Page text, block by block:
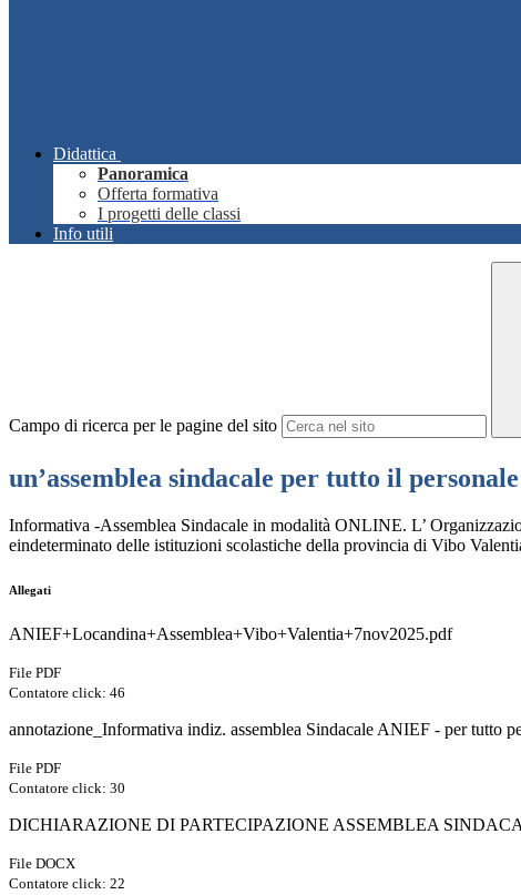
Didattica
Panoramica
Offerta formativa
I progetti delle classi
Info utili
Campo di ricerca per le pagine del sito
un’assemblea sindacale per tutto il
Informativa -Assemblea Sindacale in modalità ONLINE. L’
eindeterminato delle istituzioni scolastiche della provincia di Vibo
Allegati
ANIEF+Locandina+Assemblea+Vibo+Valentia+7nov2025.pdf
File PDF
Contatore click: 46
annotazione_Informativa indiz. assemblea Sindacale ANIEF - per tutto
File PDF
Contatore click: 30
DICHIARAZIONE DI PARTECIPAZIONE ASSEMBLEA
File DOCX
Contatore click: 22